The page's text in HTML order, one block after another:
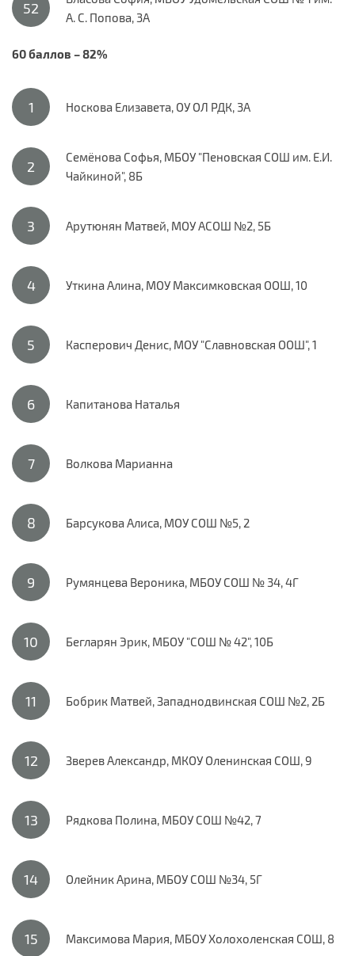
А. С. Попова, 3А
60 баллов – 82%
Носкова Елизавета, ОУ ОЛ РДК, 3А
Семёнова Софья, МБОУ "Пеновская СОШ им. Е.И.
Чайкиной", 8Б
Арутюнян Матвей, МОУ АСОШ №2, 5Б
Уткина Алина, МОУ Максимковская ООШ, 10
Касперович Денис, МОУ "Славновская ООШ", 1
Капитанова Наталья
Волкова Марианна
Барсукова Алиса, МОУ СОШ №5, 2
Румянцева Вероника, МБОУ СОШ № 34, 4Г
Бегларян Эрик, МБОУ "СОШ № 42", 10Б
Бобрик Матвей, Западнодвинская СОШ №2, 2Б
Зверев Александр, МКОУ Оленинская СОШ, 9
Рядкова Полина, МБОУ СОШ №42, 7
Олейник Арина, МБОУ СОШ №34, 5Г
Максимова Мария, МБОУ Холохоленская СОШ, 8